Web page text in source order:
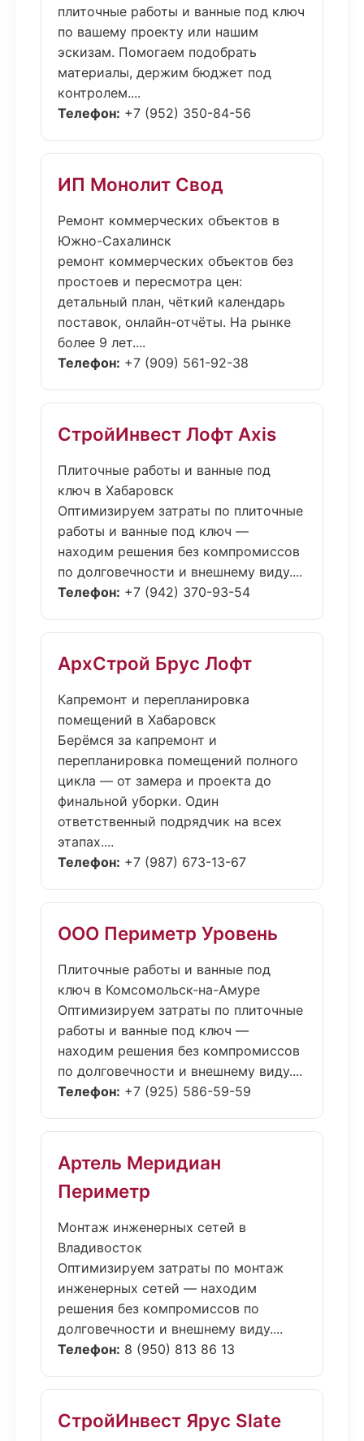
плиточные работы и ванные под ключ
по вашему проекту или нашим
эскизам. Помогаем подобрать
материалы, держим бюджет под
контролем....
Телефон: +7 (952) 350-84-56
ИП Монолит Свод
Ремонт коммерческих объектов в
Южно-Сахалинск
ремонт коммерческих объектов без
простоев и пересмотра цен:
детальный план, чёткий календарь
поставок, онлайн-отчёты. На рынке
более 9 лет....
Телефон: +7 (909) 561-92-38
СтройИнвест Лофт Axis
Плиточные работы и ванные под
ключ в Хабаровск
Оптимизируем затраты по плиточные
работы и ванные под ключ —
находим решения без компромиссов
по долговечности и внешнему виду....
Телефон: +7 (942) 370-93-54
АрхСтрой Брус Лофт
Капремонт и перепланировка
помещений в Хабаровск
Берёмся за капремонт и
перепланировка помещений полного
цикла — от замера и проекта до
финальной уборки. Один
ответственный подрядчик на всех
этапах....
Телефон: +7 (987) 673-13-67
ООО Периметр Уровень
Плиточные работы и ванные под
ключ в Комсомольск-на-Амуре
Оптимизируем затраты по плиточные
работы и ванные под ключ —
находим решения без компромиссов
по долговечности и внешнему виду....
Телефон: +7 (925) 586-59-59
Артель Меридиан
Периметр
Монтаж инженерных сетей в
Владивосток
Оптимизируем затраты по монтаж
инженерных сетей — находим
решения без компромиссов по
долговечности и внешнему виду....
Телефон: 8 (950) 813 86 13
СтройИнвест Ярус Slate